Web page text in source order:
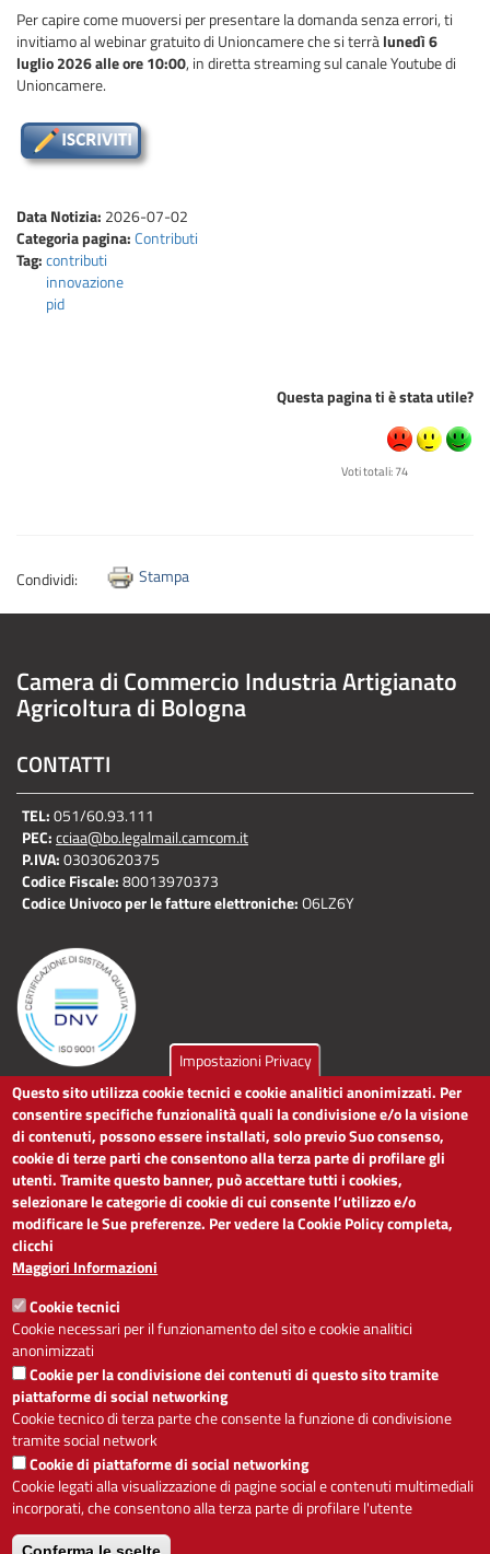
Per capire come muoversi per presentare la domanda senza errori, ti
invitiamo al webinar gratuito di Unioncamere che si terràlunedì 6
luglio 2026 alle ore 10:00, in diretta streaming sul canale Youtube di
Unioncamere.
Data Notizia: 2026-07-02
Categoria pagina:Contributi
Tag:contributi
innovazione
pid
Questa pagina ti è stata utile?
Voti totali: 74
Condividi: Stampa
Camera di Commercio Industria Artigianato
Agricoltura di Bologna
CONTATTI
TEL:051/60.93.111
PEC:cciaa@bo.legalmail.camcom.it
P.IVA:03030620375
Codice Fiscale:80013970373
Codice Univoco per le fatture elettroniche:O6LZ6Y
LINK UTILI
Dichiarazione di accessibilità
Obiettivi di accessibilità
Segnalaci problemi di accessibilità
Note legali
Privacy
Accesso riservato
ACCESSIBILITÀ
- A +
Alto contrasto
Impostazioni Privacy
Questo sito utilizza cookie tecnici e cookie analitici anonimizzati. Per
consentire specifiche funzionalità quali la condivisione e/o la visione
di contenuti, possono essere installati, solo previo Suo consenso,
cookie di terze parti che consentono alla terza parte di profilare gli
utenti. Tramite questo banner, può accettare tutti i cookies,
selezionare le categorie di cookie di cui consente l’utilizzo e/o
modificare le Sue preferenze. Per vedere la Cookie Policy completa,
clicchi
Maggiori Informazioni
Cookie tecnici
Cookie necessari per il funzionamento del sito e cookie analitici
anonimizzati
Cookie per la condivisione dei contenuti di questo sito tramite
piattaforme di social networking
Cookie tecnico di terza parte che consente la funzione di condivisione
tramite social network
Cookie di piattaforme di social networking
Cookie legati alla visualizzazione di pagine social e contenuti multimediali
incorporati, che consentono alla terza parte di profilare l'utente